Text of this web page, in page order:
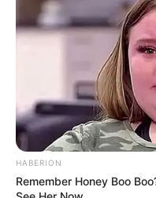
Ford Focus
October 10, 2025
Как
кукурузу для
October 10, 2025
Как вырастить
посадка и уход |
October 10, 2025